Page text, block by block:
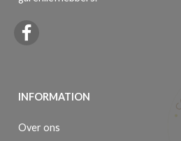
INFORMATION
Over ons